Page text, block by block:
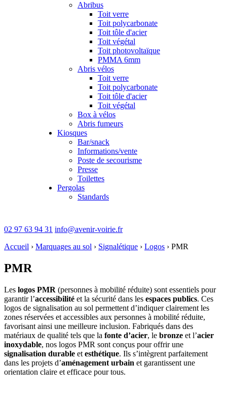
Abribus
Toit verre
Toit polycarbonate
Toit tôle d'acier
Toit végétal
Toit photovoltaïque
PMMA 6mm
Abris vélos
Toit verre
Toit polycarbonate
Toit tôle d'acier
Toit végétal
Box à vélos
Abris fumeurs
Kiosques
Bar/snack
Informations/vente
Poste de secourisme
Presse
Toilettes
Pergolas
Standards
02 97 63 94 31 info@avenir-voirie.fr
Accueil › Marquages au sol › Signalétique › Logos › PMR
PMR
Les logos PMR (personnes à mobilité réduite) sont essentiels pour
garantir l’accessibilité et la sécurité dans les espaces publics. Ces
logos de signalisation au sol permettent d’indiquer clairement les
zones réservées et accessibles aux personnes à mobilité réduite,
favorisant ainsi une meilleure inclusion. Fabriqués dans des
matériaux de qualité tels que la fonte d’acier, le bronze et l’acier
inoxydable, nos logos PMR sont conçus pour offrir une
signalisation durable et esthétique. Ils s’intègrent parfaitement
dans les projets d’aménagement urbain et garantissent une
orientation claire et efficace pour tous.